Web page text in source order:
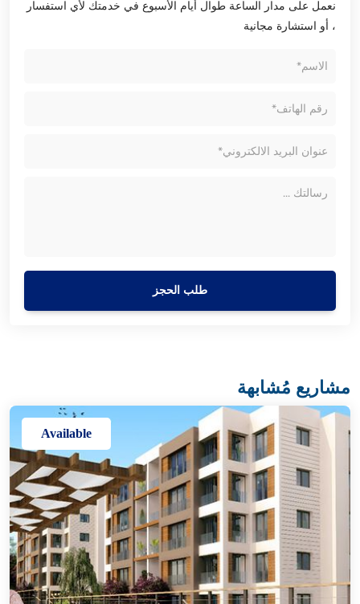
نعمل على مدار الساعة طوال أيام الأسبوع في خدمتك لأي استفسار
، أو استشارة مجانية
طلب الحجز
مشاريع مُشابهة
Available